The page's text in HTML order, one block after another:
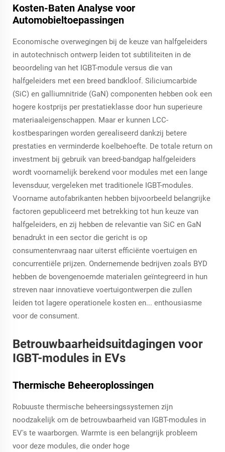
Kosten-Baten Analyse voor
Automobieltoepassingen
Economische overwegingen bij de keuze van halfgeleiders
in autotechnisch ontwerp leiden tot subtiliteiten in de
beoordeling van het IGBT-module versus die van
halfgeleiders met een breed bandkloof. Siliciumcarbide
(SiC) en galliumnitride (GaN) componenten hebben ook een
hogere kostprijs per prestatieklasse door hun superieure
materiaaleigenschappen. Maar er kunnen LCC-
kostbesparingen worden gerealiseerd dankzij betere
prestaties en verminderde koelbehoefte. De totale return on
investment bij gebruik van breed-bandgap halfgeleiders
wordt voornamelijk berekend voor modules met een lange
levensduur, vergeleken met traditionele IGBT-modules.
Voorname autofabrikanten hebben bijvoorbeeld belangrijke
factoren gepubliceerd met betrekking tot hun keuze van
halfgeleiders, en zij hebben de relevantie van SiC en GaN
benadrukt in een sector die gericht is op
consumentenvraag naar uiterst efficiënte voertuigen en
concurrentiële prijzen. Ondernemende bedrijven zoals BYD
hebben de bovengenoemde materialen geïntegreerd in hun
streven naar innovatieve voertuigontwerpen die zullen
leiden tot lagere operationele kosten en... enthousiasme
voor de consument.
Betrouwbaarheidsuitdagingen voor
IGBT-modules in EVs
Thermische Beheeroplossingen
Robuuste thermische beheersingssystemen zijn
noodzakelijk om de betrouwbaarheid van IGBT-modules in
EV's te waarborgen. Warmte is een belangrijk probleem
voor deze modules, die onder hoge